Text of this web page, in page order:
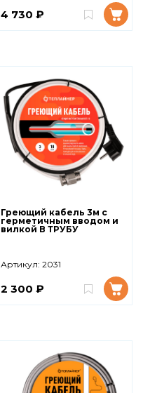
4 730 ₽
Греющий кабель 3м с
герметичным вводом и
вилкой В ТРУБУ
Артикул: 2031
2 300 ₽